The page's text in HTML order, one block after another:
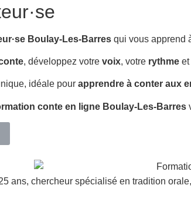
Boulay-Les-Barres qui vous apprend
, développez votre voix, votre rythme et
idéale pour apprendre à conter aux
conte en ligne Boulay-Les-Barres
ans, chercheur spécialisé en tradition